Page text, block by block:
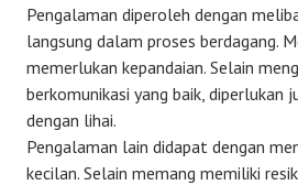
Pengalaman diperoleh dengan
langsung dalam proses berdagang.
memerlukan kepandaian. Selain
berkomunikasi yang baik, diperlukan
dengan lihai.
Pengalaman lain didapat dengan
kecilan. Selain memang memiliki